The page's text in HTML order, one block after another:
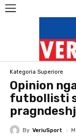
Kategoria Superiore
Opinion
futbollisti
By VeriuSport